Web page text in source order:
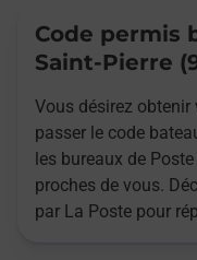
Code permis
Saint-Pierre
Vous désirez obtenir
passer le code
les bureaux de
proches de vous.
par La Poste pour